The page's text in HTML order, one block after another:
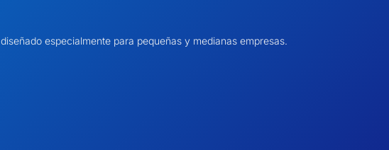
especialmente para pequeñas y medianas empresas.